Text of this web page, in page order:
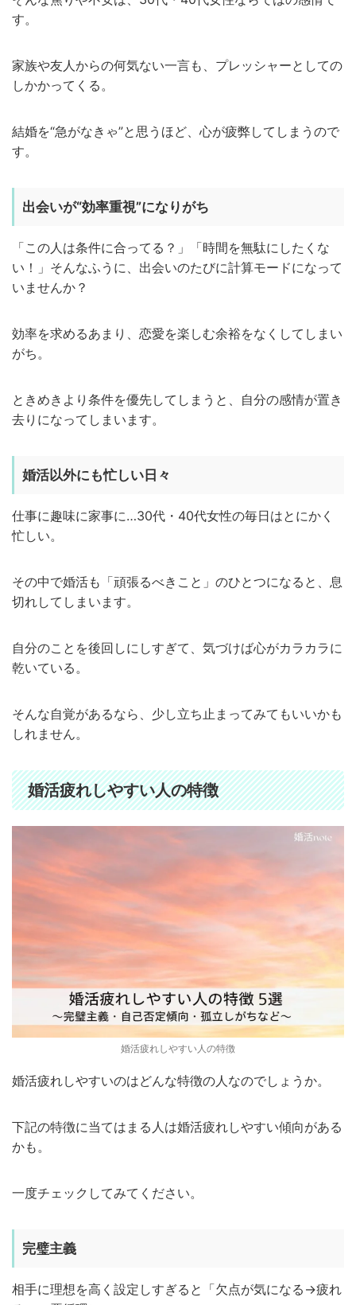
す。
家族や友人からの何気ない一言も、プレッシャーとしての
しかかってくる。
結婚を“急がなきゃ”と思うほど、心が疲弊してしまうので
す。
出会いが“効率重視”になりがち
「この人は条件に合ってる？」「時間を無駄にしたくな
い！」そんなふうに、出会いのたびに計算モードになって
いませんか？
効率を求めるあまり、恋愛を楽しむ余裕をなくしてしまい
がち。
ときめきより条件を優先してしまうと、自分の感情が置き
去りになってしまいます。
婚活以外にも忙しい日々
仕事に趣味に家事に…30代・40代女性の毎日はとにかく
忙しい。
その中で婚活も「頑張るべきこと」のひとつになると、息
切れしてしまいます。
自分のことを後回しにしすぎて、気づけば心がカラカラに
乾いている。
そんな自覚があるなら、少し立ち止まってみてもいいかも
しれません。
婚活疲れしやすい人の特徴
婚活疲れしやすい人の特徴
婚活疲れしやすいのはどんな特徴の人なのでしょうか。
下記の特徴に当てはまる人は婚活疲れしやすい傾向がある
かも。
一度チェックしてみてください。
完璧主義
相手に理想を高く設定しすぎると「欠点が気になる→疲れ